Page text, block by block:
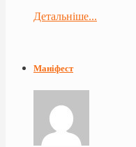
Детальніше...
Маніфест